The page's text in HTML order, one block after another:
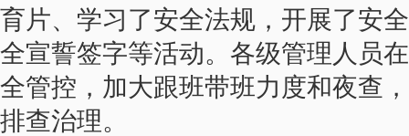
育片、学习了安全法规，开展了安
全宣誓签字等活动。各级管理人员
全管控，加大跟班带班力度和夜查
排查治理。